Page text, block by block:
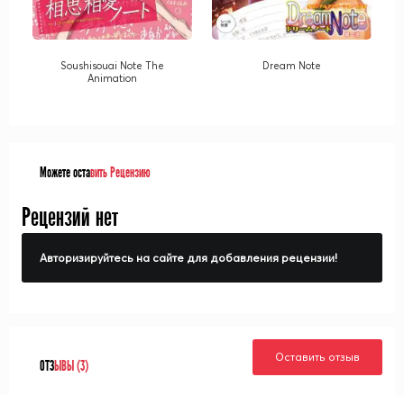
Soushisouai Note The
Animation
Dream Note
Можете оставить Рецензию
Рецензий нет
Авторизируйтесь на сайте для добавления рецензии!
ОТЗЫВЫ (3)
Оставить отзыв